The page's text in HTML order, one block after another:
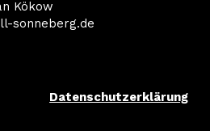
Kökow
sonneberg.de
Datenschutzerklärung